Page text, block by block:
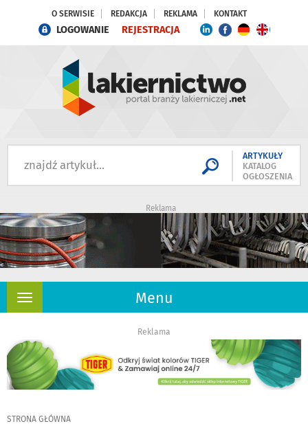
O SERWISIE REDAKCJA REKLAMA KONTAKT
LOGOWANIE REJESTRACJA
ARTYKUŁY
KATALOG
OGŁOSZENIA
Reklama
Menu
Rozwiń
Reklama
STRONA GŁÓWNA